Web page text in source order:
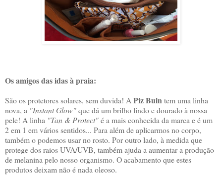
Os amigos das idas à praia:
São os protetores solares, sem duvida! A Piz Buintem uma linha
nova, a "Instant Glow"que dá um brilho lindo e dourado à nossa
pele! A linha "Tan & Protect"é a mais conhecida da marca e é um
2 em 1 em vários sentidos... Para além de aplicarmos no corpo,
também o podemos usar no rosto. Por outro lado, à medida que
protege dos raios UVA/UVB, também ajuda a aumentar a produção
de melanina pelo nosso organismo. O acabamento que estes
produtos deixam não é nada oleoso.